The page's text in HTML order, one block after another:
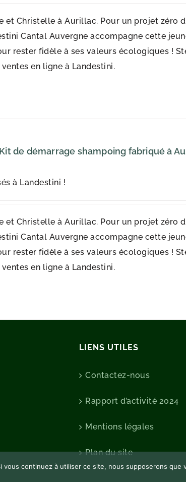
et Christelle à Aurillac. Pour un projet zéro
Cantal Auvergne accompagne cette
rester fidèle à ses valeurs écologiques !
en ligne à Landestini.
de démarrage shampoing fabriqué à
à Landestini !
et Christelle à Aurillac. Pour un projet zéro
Cantal Auvergne accompagne cette
rester fidèle à ses valeurs écologiques !
en ligne à Landestini.
LIENS UTILES
Contactez-nous
Rapport d’activité 2024
Mentions légales
Plan du site
continuez à utiliser ce site, nous supposerons que